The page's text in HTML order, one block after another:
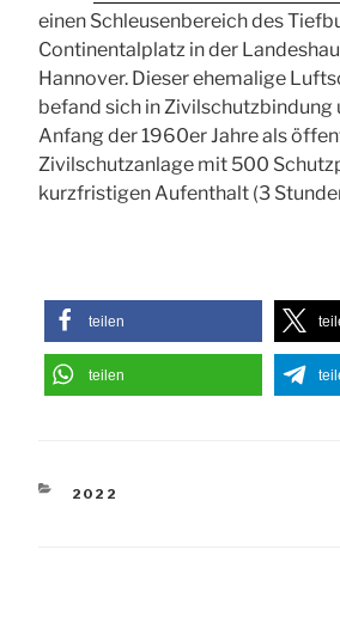
einen Schleusenbereich des
Continentalplatz in der
Hannover. Dieser ehemalige
befand sich in Zivilschutzbindung
Anfang der 1960er Jahre als
Zivilschutzanlage mit 500
kurzfristigen Aufenthalt (3
teilen
teilen
KATEGORIEN
2022